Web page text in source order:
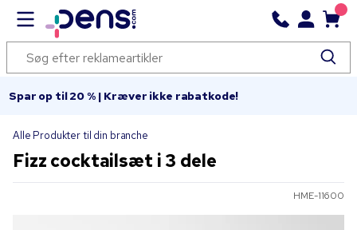
Spar op til 20 % | Kræver ikke rabatkode!
Alle Produkter til din branche
Fizz cocktailsæt i 3 dele
HME-11600